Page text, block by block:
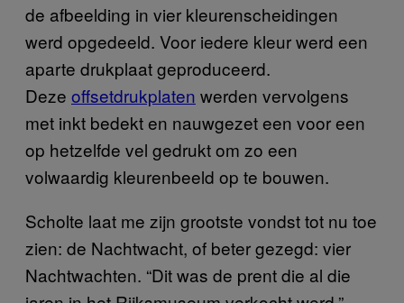
de afbeelding in vier kleurenscheidingen
werd opgedeeld. Voor iedere kleur werd een
aparte drukplaat geproduceerd.
Deze offsetdrukplaten werden vervolgens
met inkt bedekt en nauwgezet een voor een
op hetzelfde vel gedrukt om zo een
volwaardig kleurenbeeld op te bouwen.
Scholte laat me zijn grootste vondst tot nu toe
zien: de Nachtwacht, of beter gezegd: vier
Nachtwachten. “Dit was de prent die al die